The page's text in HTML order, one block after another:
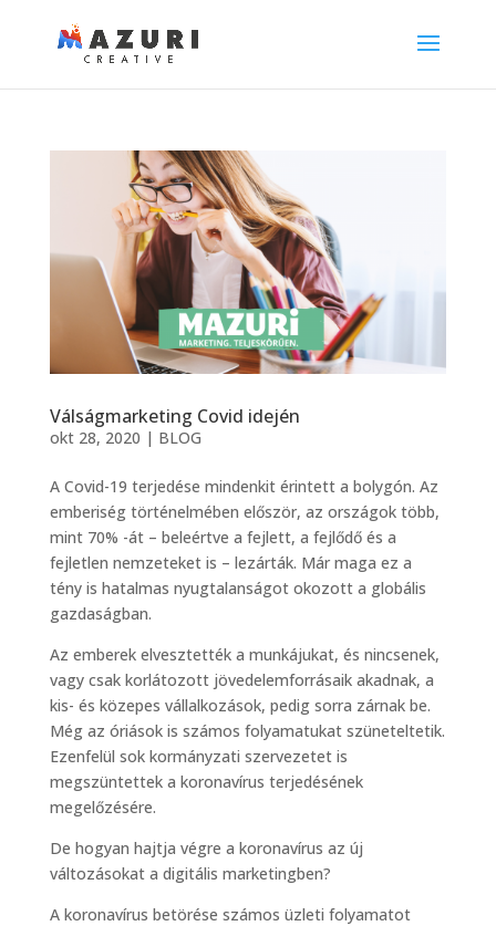
Válságmarketing Covid idején
okt 28, 2020 | BLOG
A Covid-19 terjedése mindenkit érintett a bolygón. Az
emberiség történelmében először, az országok több,
mint 70% -át – beleértve a fejlett, a fejlődő és a
fejletlen nemzeteket is – lezárták. Már maga ez a
tény is hatalmas nyugtalanságot okozott a globális
gazdaságban.
Az emberek elvesztették a munkájukat, és nincsenek,
vagy csak korlátozott jövedelemforrásaik akadnak, a
kis- és közepes vállalkozások, pedig sorra zárnak be.
Még az óriások is számos folyamatukat szüneteltetik.
Ezenfelül sok kormányzati szervezetet is
megszüntettek a koronavírus terjedésének
megelőzésére.
De hogyan hajtja végre a koronavírus az új
változásokat a digitális marketingben?
A koronavírus betörése számos üzleti folyamatot